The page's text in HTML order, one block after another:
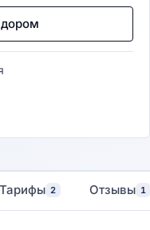
Тарифы 2 Отзывы 1